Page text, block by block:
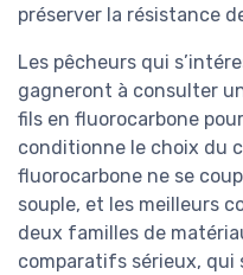
préserver la résistance
Les pêcheurs qui
gagneront à consulter
fils en fluorocarbone
conditionne le choix du
fluorocarbone ne se
souple, et les meilleurs
deux familles de
comparatifs sérieux, qui